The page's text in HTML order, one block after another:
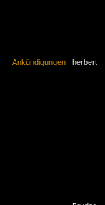
Ankündigungen herbert_